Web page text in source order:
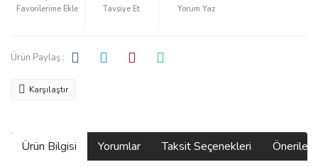
Tavsiye Et Yorum Yaz
Ürün Paylaş :
Karşılaştır
Ürün Bilgisi Yorumlar Taksit Seçenekleri